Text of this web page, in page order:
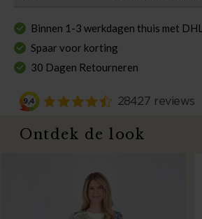
Binnen 1-3 werkdagen thuis met DHL
Spaar voor korting
30 Dagen Retourneren
Ontdek de look